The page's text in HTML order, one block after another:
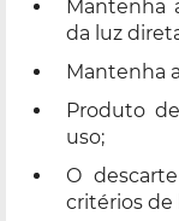
Mantenha
da luz
Mantenha
Produto
uso;
O
critérios de